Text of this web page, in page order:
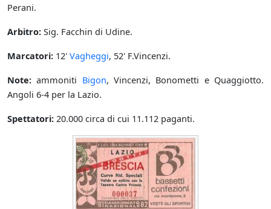
Perani.
Arbitro: Sig. Facchin di Udine.
Marcatori: 12' Vagheggi, 52' F.Vincenzi.
Note: ammoniti Bigon, Vincenzi, Bonometti e Quaggiotto.
Angoli 6-4 per la Lazio.
Spettatori: 20.000 circa di cui 11.112 paganti.